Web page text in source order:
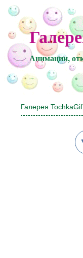
Анимации,
Галерея TochkaGif